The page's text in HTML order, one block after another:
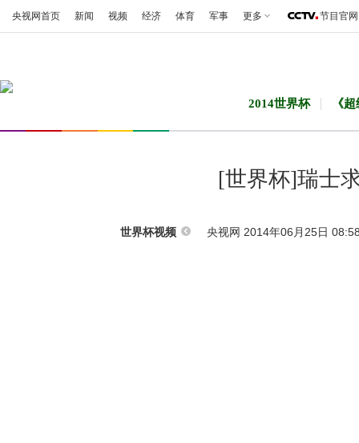
央视网首页 新闻 视频 经济 体育 军事 更多 节目官网
2014世界杯 《
[世界杯]瑞士
世界杯视频 央视网 2014年06月25日